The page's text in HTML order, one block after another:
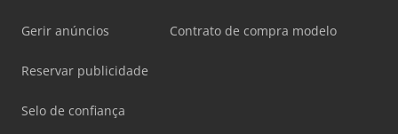
Gerir anúncios
Reservar publicidade
Selo de confiança
Contrato de compra modelo